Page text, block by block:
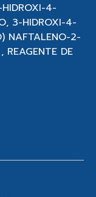
4-
3-HIDROXI-4-
NAFTALENO-2-
DE